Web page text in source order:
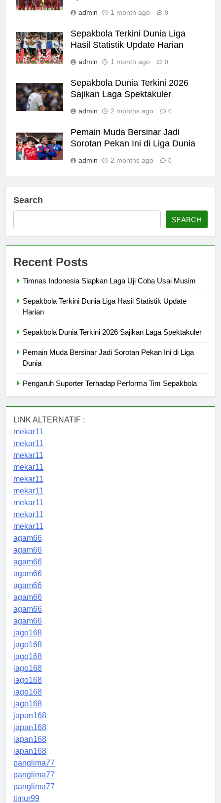
admin 1 month ago 0
Sepakbola Terkini Dunia Liga
Hasil Statistik Update Harian
admin 1 month ago 0
Sepakbola Dunia Terkini 2026
Sajikan Laga Spektakuler
admin 2 months ago 0
Pemain Muda Bersinar Jadi
Sorotan Pekan Ini di Liga Dunia
admin 2 months ago 0
Search
SEARCH
Recent Posts
Timnas Indonesia Siapkan Laga Uji Coba Usai Musim
Sepakbola Terkini Dunia Liga Hasil Statistik Update
Harian
Sepakbola Dunia Terkini 2026 Sajikan Laga Spektakuler
Pemain Muda Bersinar Jadi Sorotan Pekan Ini di Liga
Dunia
Pengaruh Suporter Terhadap Performa Tim Sepakbola
LINK ALTERNATIF :
mekar11
mekar11
mekar11
mekar11
mekar11
mekar11
mekar11
mekar11
mekar11
agam66
agam66
agam66
agam66
agam66
agam66
agam66
agam66
jago168
jago168
jago168
jago168
jago168
jago168
jago168
japan168
japan168
japan168
japan168
panglima77
panglima77
panglima77
timur99